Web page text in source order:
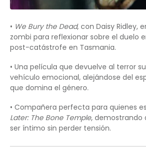
• We Bury the Dead, con Daisy Ridley,
zombi para reflexionar sobre el duelo
post-catástrofe en Tasmania.
• Una película que devuelve al terror
vehículo emocional, alejándose del
que domina el género.
• Compañera perfecta para quienes
Later: The Bone Temple, demostrando
ser íntimo sin perder tensión.